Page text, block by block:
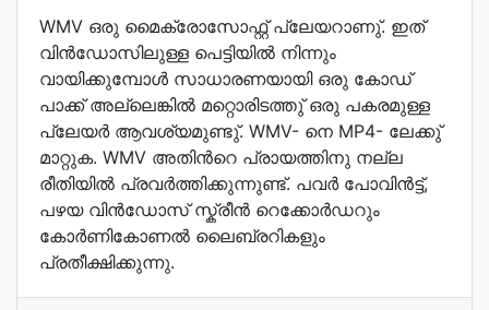
WMV ഒരു മൈക്രോസോഫ്റ്റ് പ്ലേയറാണു്. ഇത്
വിന്‍ഡോസിലുള്ള പെട്ടിയില്‍ നിന്നും
വായിക്കുമ്പോള്‍ സാധാരണയായി ഒരു കോഡ്
പാക്ക് അല്ലെങ്കില്‍ മറ്റൊരിടത്തു് ഒരു പകരമുള്ള
പ്ലേയര്‍ ആവശ്യമുണ്ടു്. WMV- നെ MP4- ലേക്കു്
മാറ്റുക. WMV അതിന്‍റെ പ്രായത്തിനു നല്ല
രീതിയില്‍ പ്രവര്‍ത്തിക്കുന്നുണ്ട്. പവര്‍ പോവിന്‍ട്ട്,
പഴയ വിന്‍ഡോസ് സ്ക്രീന്‍ റെക്കോര്‍ഡറും
കോര്‍ണികോണല്‍ ലൈബ്രറികളും
പ്രതീക്ഷിക്കുന്നു.